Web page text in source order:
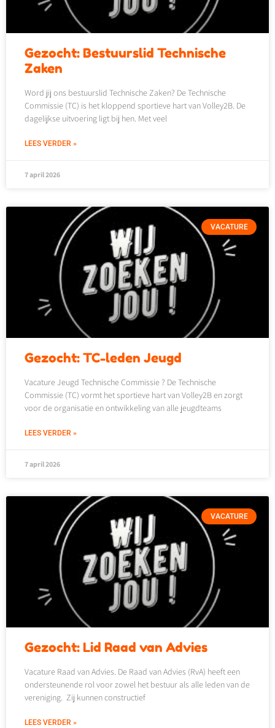
Gezocht: Bestuurslid Technische
Zaken
Word jij ons bestuurslid Technische Zaken? De Technische
Commissie (TC) is het kloppend sportieve hart van Volley2B. De
dagelijkse uitvoering ligt bij hen. Met veel
LEES VERDER »
7 april 2026
VACATURE
Gezocht: TC-leden Jeugd
Vacature Jeugd Technische Commissie ? De Technische
Commissie (TC) vormt het sportieve hart van Volley2B en zorgt
voor de organisatie en ontwikkeling van alle jeugdteams
LEES VERDER »
7 april 2026
VACATURE
Gezocht: Lid Raad van Advies
Vacature Raad van Advies. De Raad van Advies (RvA) heeft een
ondersteunende rol voor zowel het bestuur als alle leden van de
vereniging. Zij kunnen constructief
LEES VERDER »